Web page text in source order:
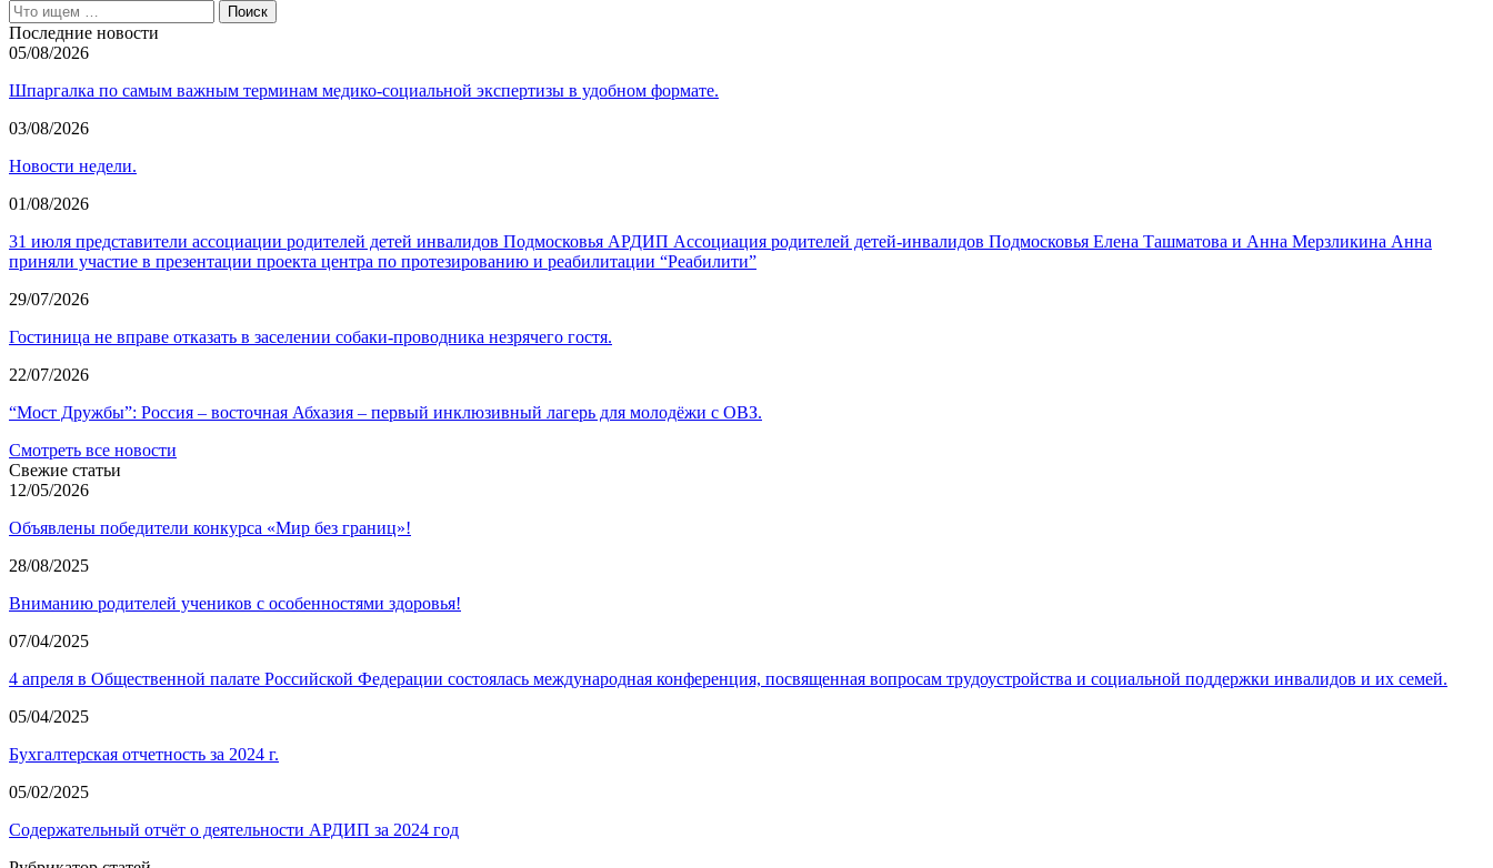
Последние новости
05/08/2026
Шпаргалка по самым важным терминам медико-социальной экспертизы в удобном формате.
03/08/2026
Новости недели.
01/08/2026
31 июля представители ассоциации родителей детей инвалидов Подмосковья АРДИП Ассоциация родителей детей-инвалидов Подмосковья Елена Ташматова и Анна Мерзликина Анна
приняли участие в презентации проекта центра по протезированию и реабилитации “Реабилити”
29/07/2026
Гостиница не вправе отказать в заселении собаки-проводника незрячего гостя.
22/07/2026
“Мост Дружбы”: Россия – восточная Абхазия – первый инклюзивный лагерь для молодёжи с ОВЗ.
Смотреть все новости
Свежие статьи
12/05/2026
Объявлены победители конкурса «Мир без границ»!
28/08/2025
Вниманию родителей учеников с особенностями здоровья!
07/04/2025
4 апреля в Общественной палате Российской Федерации состоялась международная конференция, посвященная вопросам трудоустройства и социальной поддержки инвалидов и их семей.
05/04/2025
Бухгалтерская отчетность за 2024 г.
05/02/2025
Содержательный отчёт о деятельности АРДИП за 2024 год